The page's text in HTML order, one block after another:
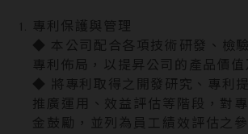
專利保護與管理
◆ 本公司配合各項技術研發、檢
專利佈局，以提昇公司的產品價值
◆ 將專利取得之開發研究、專利
推廣運用、效益評估等階段，對
金鼓勵，並列為員工績效評估之